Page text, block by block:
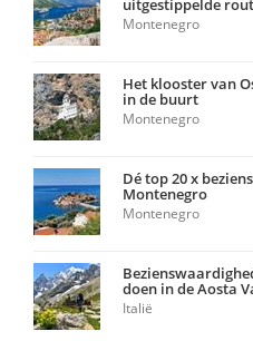
uitgestippelde
Montenegro
Het klooster van
in de buurt
Montenegro
Dé top 20 x
Montenegro
Montenegro
doen in de Aosta
Italië